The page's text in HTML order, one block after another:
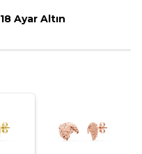
18 Ayar Altın